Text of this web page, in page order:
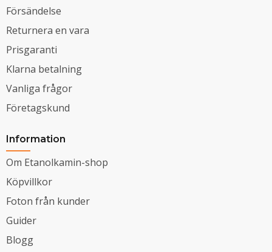
Försändelse
Returnera en vara
Prisgaranti
Klarna betalning
Vanliga frågor
Företagskund
Information
Om Etanolkamin-shop
Köpvillkor
Foton från kunder
Guider
Blogg